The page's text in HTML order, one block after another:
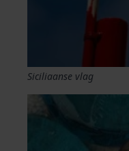
Siciliaanse vlag